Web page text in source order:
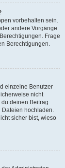
vorbehalten sein.
andere Vorgänge
Frage
Berechtigungen.
einzelne Benutzer
nicht
deinen Beitrag
Dateien hochladen.
sicher bist, wieso